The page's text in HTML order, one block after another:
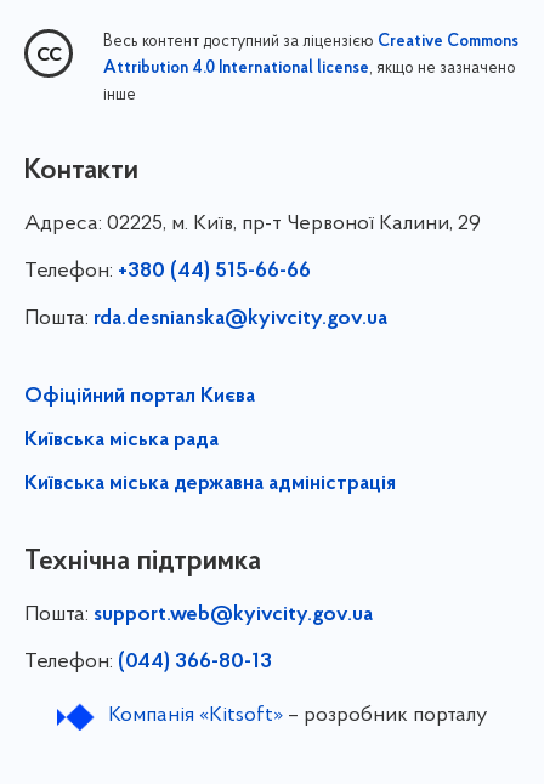
Весь контент доступний за ліцензією Creative Commons
Attribution 4.0 International license, якщо не зазначено
інше
Контакти
Адреса: 02225, м. Київ, пр-т Червоної Калини, 29
Телефон: +380 (44) 515-66-66
Пошта: rda.desnianska@kyivcity.gov.ua
Офіційний портал Києва
Київська міська рада
Київська міська державна адміністрація
Технічна підтримка
Пошта: support.web@kyivcity.gov.ua
Телефон: (044) 366-80-13
Компанія «Kitsoft»– розробник порталу